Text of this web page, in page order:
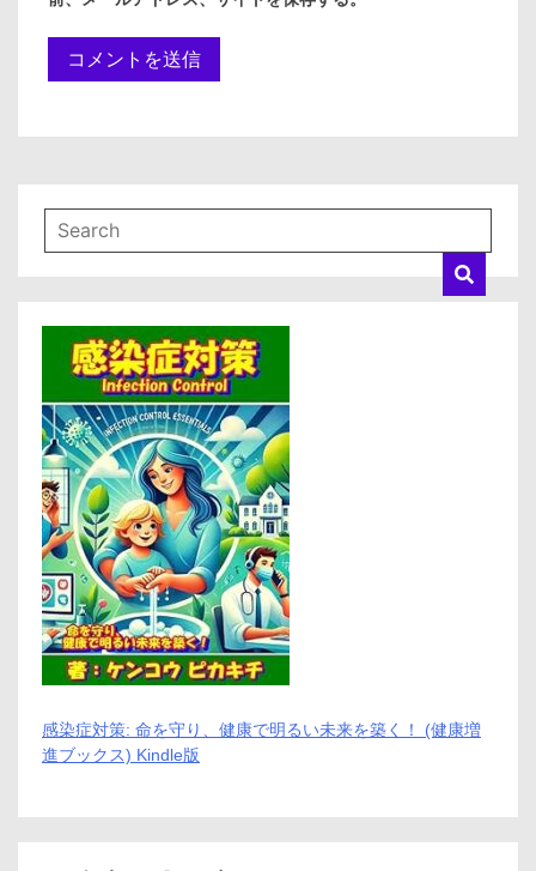
感染症対策: 命を守り、健康で明るい未来を築く！ (健康増
進ブックス) Kindle版